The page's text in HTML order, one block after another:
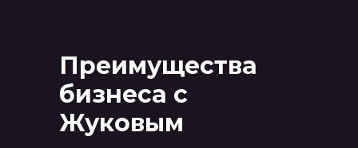
Преимущества
бизнеса с
Жуковым